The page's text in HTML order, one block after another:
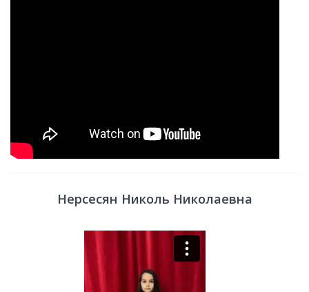
Нерсесян Николь Николаевна